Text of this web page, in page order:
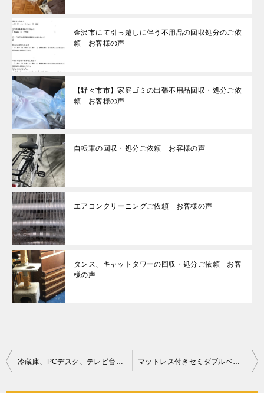
金沢市にて引っ越しに伴う不用品の回収処分のご依
頼 お客様の声
【野々市市】家庭ゴミの出張不用品回収・処分ご依
頼 お客様の声
自転車の回収・処分ご依頼 お客様の声
エアコンクリーニングご依頼 お客様の声
タンス、キャットタワーの回収・処分ご依頼 お客
様の声
投
冷蔵庫、PCデスク、テレビ台、電子ピアノ、電子レンジ等の回収 マットレス付きセミダブルベッド、一般ごみの回収・処分ご依頼